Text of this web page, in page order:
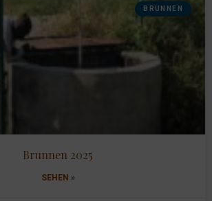
BRUNNEN
Brunnen 2025
SEHEN »